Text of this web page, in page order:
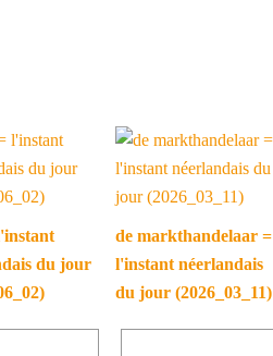
du jour
de markthandelaar =
l'instant néerlandais
du jour (2026_03_11)